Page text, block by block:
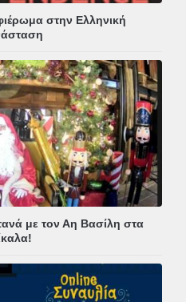
στην Ελληνική
με τον Αη Βασίλη στα